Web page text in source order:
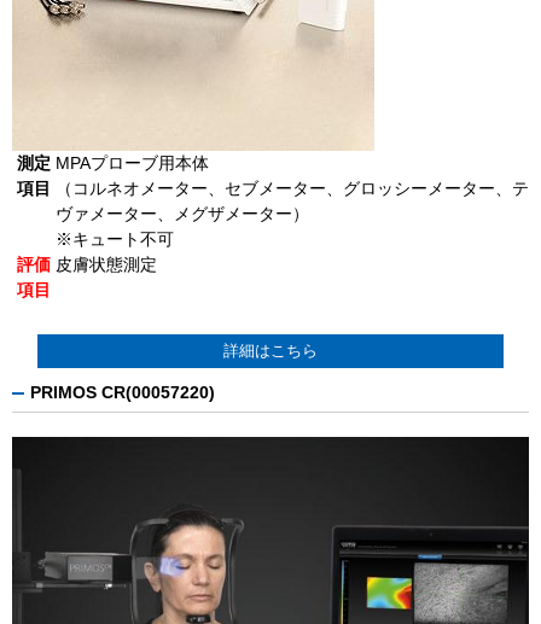
測定
項目
MPAプローブ用本体
（コルネオメーター、セブメーター、グロッシーメーター、テ
ヴァメーター、メグザメーター）
※キュート不可
評価
項目
皮膚状態測定
詳細はこちら
PRIMOS CR(00057220)